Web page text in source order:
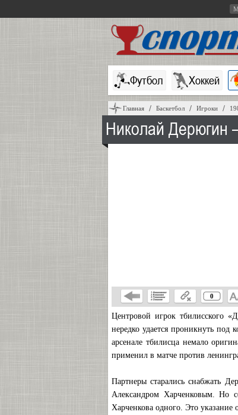
Футбол Хоккей
Главная Баскетбол Игроки
Николай Дерюгин
0
Центровой игрок тбилисского
нередко удается проникнуть под
арсенале тбилисца немало
применил в матче против
Партнеры старались снабжать
Александром Харченковым. Но
Харченкова одного. Это